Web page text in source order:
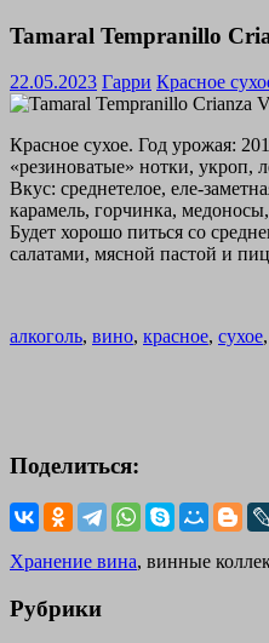
Tamaral Tempranillo
22.05.2023 Гарри Красное
Красное сухое. Год урожая:
«резиноватые» нотки, укроп,
Вкус: среднетелое, еле-
карамель, горчинка,
Будет хорошо питься со
салатами, мясной пастой и
алкоголь, вино, красное, сухое,
Поделиться:
Хранение вина, винные
Рубрики